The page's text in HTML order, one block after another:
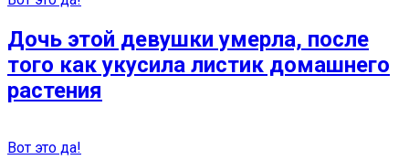
Дочь этой девушки умерла, после
того как укусила листик домашнего
растения
Вот это да!